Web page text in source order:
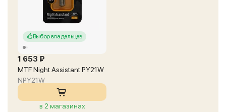
Выбор владельцев
1 653 ₽
MTF Night Assistant PY21W
NPY21W
в 2 магазинах